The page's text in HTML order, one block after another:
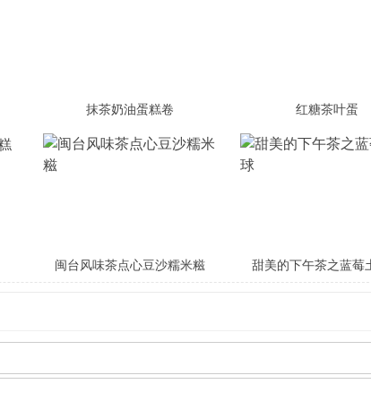
抹茶奶油蛋糕卷 红糖茶叶蛋
闽台风味茶点心豆沙糯米糍 甜美的下午茶之蓝莓